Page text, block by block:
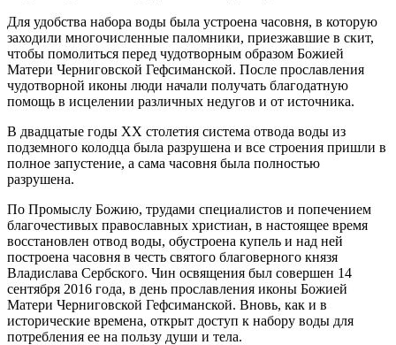
Для удобства набора воды была устроена часовня, в которую
заходили многочисленные паломники, приезжавшие в скит,
чтобы помолиться перед чудотворным образом Божией
Матери Черниговской Гефсиманской. После прославления
чудотворной иконы люди начали получать благодатную
помощь в исцелении различных недугов и от источника.
В двадцатые годы XX столетия система отвода воды из
подземного колодца была разрушена и все строения пришли в
полное запустение, а сама часовня была полностью
разрушена.
По Промыслу Божию, трудами специалистов и попечением
благочестивых православных христиан, в настоящее время
восстановлен отвод воды, обустроена купель и над ней
построена часовня в честь святого благоверного князя
Владислава Сербского. Чин освящения был совершен 14
сентября 2016 года, в день прославления иконы Божией
Матери Черниговской Гефсиманской. Вновь, как и в
исторические времена, открыт доступ к набору воды для
потребления ее на пользу души и тела.